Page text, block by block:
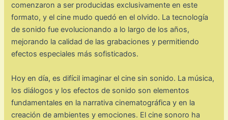
comenzaron a ser producidas exclusivamente en este
formato, y el cine mudo quedó en el olvido. La tecnología
de sonido fue evolucionando a lo largo de los años,
mejorando la calidad de las grabaciones y permitiendo
efectos especiales más sofisticados.
Hoy en día, es difícil imaginar el cine sin sonido. La música,
los diálogos y los efectos de sonido son elementos
fundamentales en la narrativa cinematográfica y en la
creación de ambientes y emociones. El cine sonoro ha